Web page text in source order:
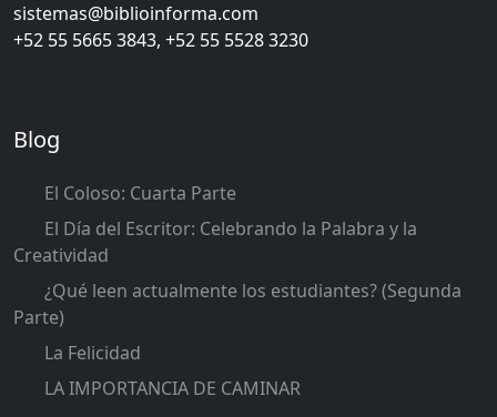
sistemas@biblioinforma.com
+52 55 5665 3843, +52 55 5528 3230
Blog
El Coloso: Cuarta Parte
El Día del Escritor: Celebrando la Palabra y la
Creatividad
¿Qué leen actualmente los estudiantes? (Segunda
Parte)
La Felicidad
LA IMPORTANCIA DE CAMINAR